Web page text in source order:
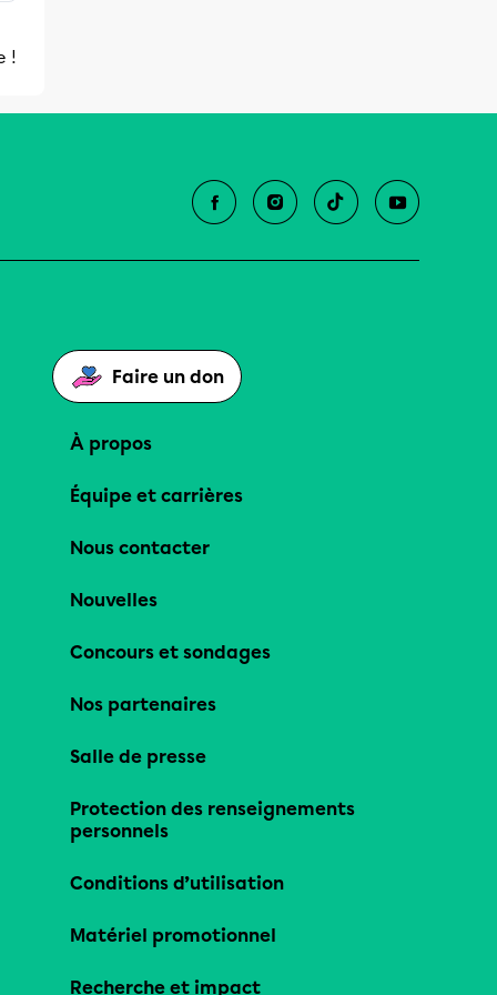
!
Faire un don
À propos
Équipe et carrières
Nous contacter
Nouvelles
Concours et sondages
Nos partenaires
Salle de presse
Protection des renseignements
personnels
Conditions d’utilisation
Matériel promotionnel
Recherche et impact